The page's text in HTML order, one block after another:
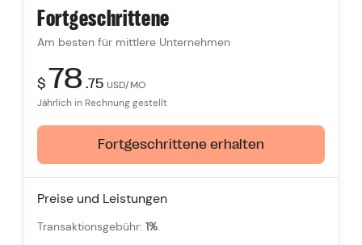
Freie Themen
Verfolgung des Datenverkehrs über mehrere
Kanäle
Intelligente Produktempfehlungen
Fortgeschrittene
Am besten für mittlere Unternehmen
$ 78 .75 USD/MO
Jährlich in Rechnung gestellt
Fortgeschrittene erhalten
Preise und Leistungen
Transaktionsgebühr: 1%.